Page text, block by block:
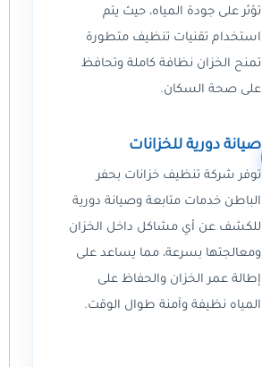
تؤثر على جودة المياه، حيث يتم
استخدام تقنيات تنظيف متطورة
تمنح الخزان نظافة كاملة وتحافظ
على صحة السكان.
صيانة دورية للخزانات
توفر شركة تنظيف خزانات بحفر
الباطن خدمات متابعة وصيانة دورية
للكشف عن أي مشاكل داخل الخزان
ومعالجتها بسرعة، مما يساعد على
إطالة عمر الخزان والحفاظ على
المياه نظيفة وآمنة طوال الوقت.